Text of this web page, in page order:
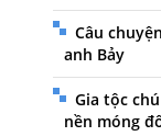
Câu
anh Bảy
Gia tộc
nền móng